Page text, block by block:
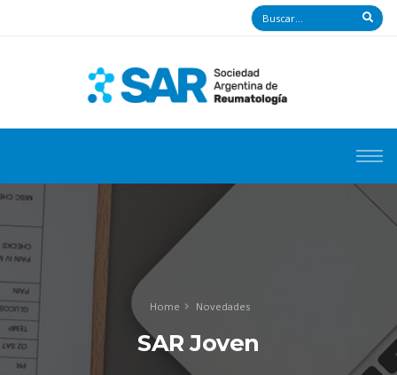
Home Novedades
SAR Joven